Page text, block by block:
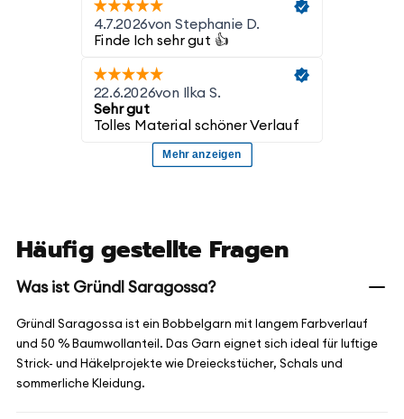
Häufig gestellte Fragen
Was ist Gründl Saragossa?
Gründl Saragossa ist ein Bobbelgarn mit langem Farbverlauf
und 50 % Baumwollanteil. Das Garn eignet sich ideal für luftige
Strick- und Häkelprojekte wie Dreieckstücher, Schals und
sommerliche Kleidung.